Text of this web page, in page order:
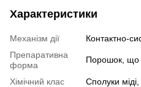
Характеристики
Механізм дії
Контактно-
Препаративна
форма
Порошок, що
Хімічний клас
Сполуки